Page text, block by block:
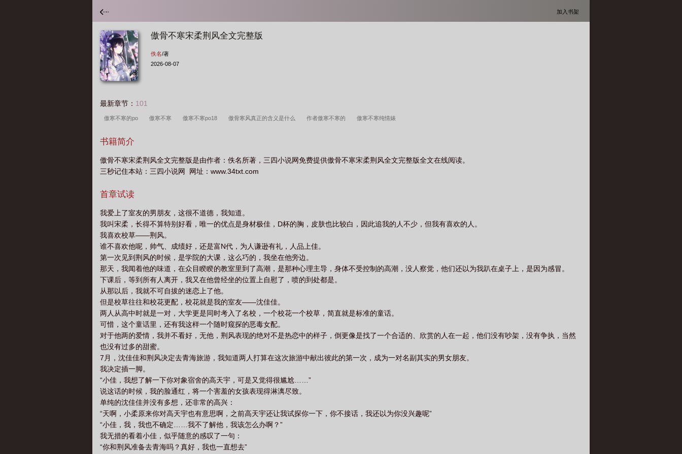
加入书架
傲骨不寒宋柔荆风全文完整版
佚名/著
2026-08-07
最新章节： 101
傲寒不寒的po 傲寒不寒 傲寒不寒po18 傲骨寒风真正的含义是什么 作者傲寒不寒的 傲寒不寒纯情婊
书籍简介
傲骨不寒宋柔荆风全文完整版是由作者：佚名所著，三四小说网免费提供傲骨不寒宋柔荆风全文完整版全文在线阅读。
三秒记住本站：三四小说网 网址：www.34txt.com
首章试读
我爱上了室友的男朋友，这很不道德，我知道。
我叫宋柔，长得不算特别好看，唯一的优点是身材极佳，D杯的胸，皮肤也比较白，因此追我的人不少，但我有喜欢的人。
我喜欢校草——荆风。
谁不喜欢他呢，帅气、成绩好，还是富N代，为人谦逊有礼，人品上佳。
第一次见到荆风的时候，是学院的大课，这么巧的，我坐在他旁边。
那天，我闻着他的味道，在众目睽睽的教室里到了高潮，是那种心理主导，身体不受控制的高潮，没人察觉，他们还以为我趴在桌子上，是因为感冒。
下课后，等到所有人离开，我又在他曾经坐的位置上自慰了，喷的到处都是。
从那以后，我就不可自拔的迷恋上了他。
但是校草往往和校花更配，校花就是我的室友——沈佳佳。
两人从高中时就是一对，大学更是同时考入了名校，一个校花一个校草，简直就是标准的童话。
可惜，这个童话里，还有我这样一个随时窥探的恶毒女配。
对于他两的爱情，我并不看好，无他，荆风表现的绝对不是热恋中的样子，倒更像是找了一个合适的、欣赏的人在一起，他们没有吵架，没有争执，当然
也没有过多的甜蜜。
7月，沈佳佳和荆风决定去青海旅游，我知道两人打算在这次旅游中献出彼此的第一次，成为一对名副其实的男女朋友。
我决定插一脚。
“小佳，我想了解一下你对象宿舍的高天宇，可是又觉得很尴尬……”
说这话的时候，我的脸通红，将一个害羞的女孩表现得淋漓尽致。
单纯的沈佳佳并没有多想，还非常的高兴：
“天啊，小柔原来你对高天宇也有意思啊，之前高天宇还让我试探你一下，你不接话，我还以为你没兴趣呢”
“小佳，我，我也不确定……我不了解他，我该怎么办啊？”
我无措的看着小佳，似乎随意的感叹了一句：
“你和荆风准备去青海吗？真好，我也一直想去”